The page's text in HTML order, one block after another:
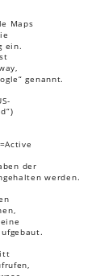
Maps
ein.
genannt.
der
werden.